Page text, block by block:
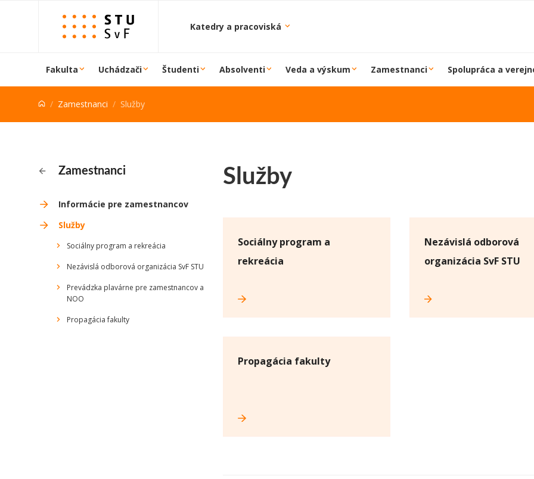
Prejsť na obsah
Katedry a pracoviská
Fakulta Uchádzači Študenti Absolventi Veda a výskum Zamestnanci Spolupráca a
Zamestnanci Služby
Zamestnanci
Informácie pre zamestnancov
Služby
Sociálny program a rekreácia
Nezávislá odborová organizácia SvF STU
Prevádzka plavárne pre zamestnancov a
NOO
Propagácia fakulty
Služby
Sociálny program a
rekreácia
Nezávislá odborová
organizácia SvF STU
Propagácia fakulty